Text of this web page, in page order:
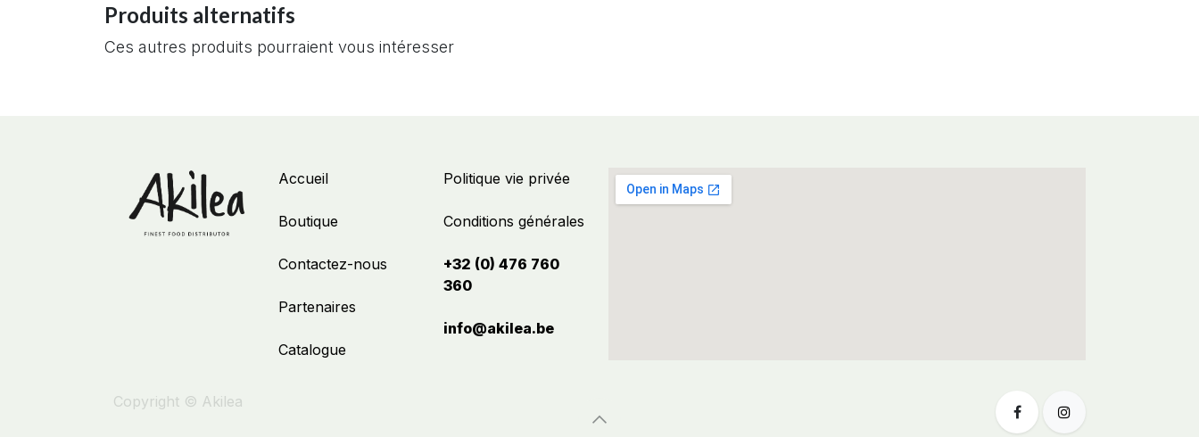
Produits alternatifs
Ces autres produits pourraient vous intéresser
Politique vie privée
Conditions générales
+32 (0) 476 760
360
info@akilea.be​
Accueil
Boutique
Contactez-nous
Partenaires
Catalogue
Copyright © Akilea